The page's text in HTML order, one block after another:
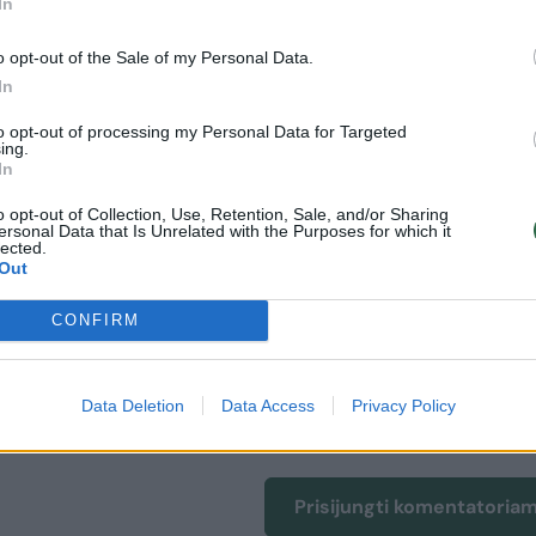
opt-out of the Sale of my Personal Data.
opt-out of processing my Personal Data for Targeted
opt-out of Collection, Use, Retention, Sale, and/or Sharing
Data that Is Unrelated with the Purposes for which it
CONFIRM
Data Deletion Data Access Privacy Policy
rengėsi sabotažo veiksmams ir tiesioginių
vartotojai. Prisijunkite prie registruotų vartotojų
Prisijungti